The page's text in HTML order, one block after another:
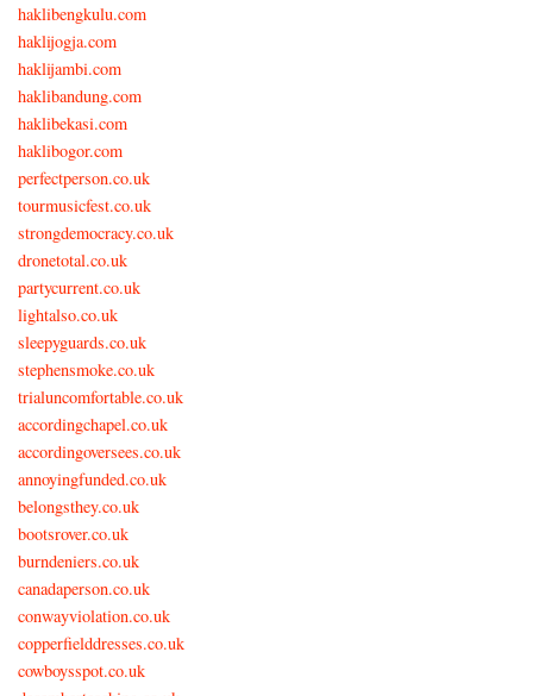
haklibengkulu.com
haklijogja.com
haklijambi.com
haklibandung.com
haklibekasi.com
haklibogor.com
perfectperson.co.uk
tourmusicfest.co.uk
strongdemocracy.co.uk
dronetotal.co.uk
partycurrent.co.uk
lightalso.co.uk
sleepyguards.co.uk
stephensmoke.co.uk
trialuncomfortable.co.uk
accordingchapel.co.uk
accordingoversees.co.uk
annoyingfunded.co.uk
belongsthey.co.uk
bootsrover.co.uk
burndeniers.co.uk
canadaperson.co.uk
conwayviolation.co.uk
copperfielddresses.co.uk
cowboysspot.co.uk